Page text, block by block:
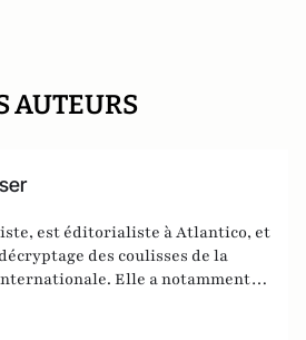
AUTEURS
est éditorialiste à Atlantico, et
des coulisses de la
Elle a notamment
d'une ambition
réalisé les documentaires